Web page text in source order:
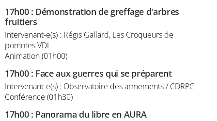
17h00: Démonstration de greffage d'arbres
fruitiers
Intervenant-e(s) : Régis Gallard, Les Croqueurs de
pommes VDL
Animation (01h00)
17h00: Face aux guerres qui se préparent
Intervenant-e(s) : Observatoire des armements / CDRPC
Conférence (01h30)
17h00: Panorama du libre en AURA